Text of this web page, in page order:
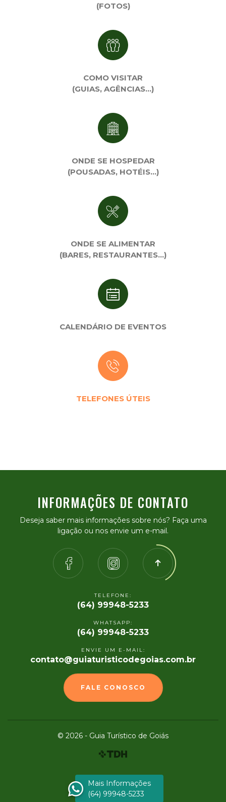
(FOTOS)
COMO VISITAR
(GUIAS, AGÊNCIAS…)
ONDE SE HOSPEDAR
(POUSADAS, HOTÉIS…)
ONDE SE ALIMENTAR
(BARES, RESTAURANTES…)
CALENDÁRIO DE EVENTOS
TELEFONES ÚTEIS
INFORMAÇÕES DE CONTATO
Deseja saber mais informações sobre nós? Faça uma
ligação ou nos envie um e-mail.
TELEFONE:
(64) 99948-5233
WHATSAPP:
(64) 99948-5233
ENVIE UM E-MAIL:
contato@guiaturisticodegoias.com.br
FALE CONOSCO
© 2026 - Guia Turístico de Goiás
Mais Informações
(64) 99948-5233